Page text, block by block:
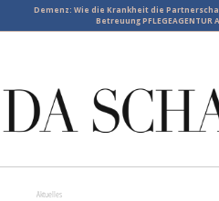
Demenz: Wie die Krankheit die
Betreuung PFLEGEAGENTUR
Aktuelles